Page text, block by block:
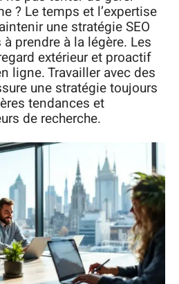
? Le temps et l’expertise
une stratégie SEO
prendre à la légère. Les
extérieur et proactif
ligne. Travailler avec des
une stratégie toujours
tendances et
de recherche.